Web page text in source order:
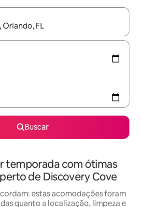
estiverem disponíveis, explore-os
Buscar
temporada com ótimas
de Discovery Cove
estas acomodações foram
quanto a localização, limpeza e